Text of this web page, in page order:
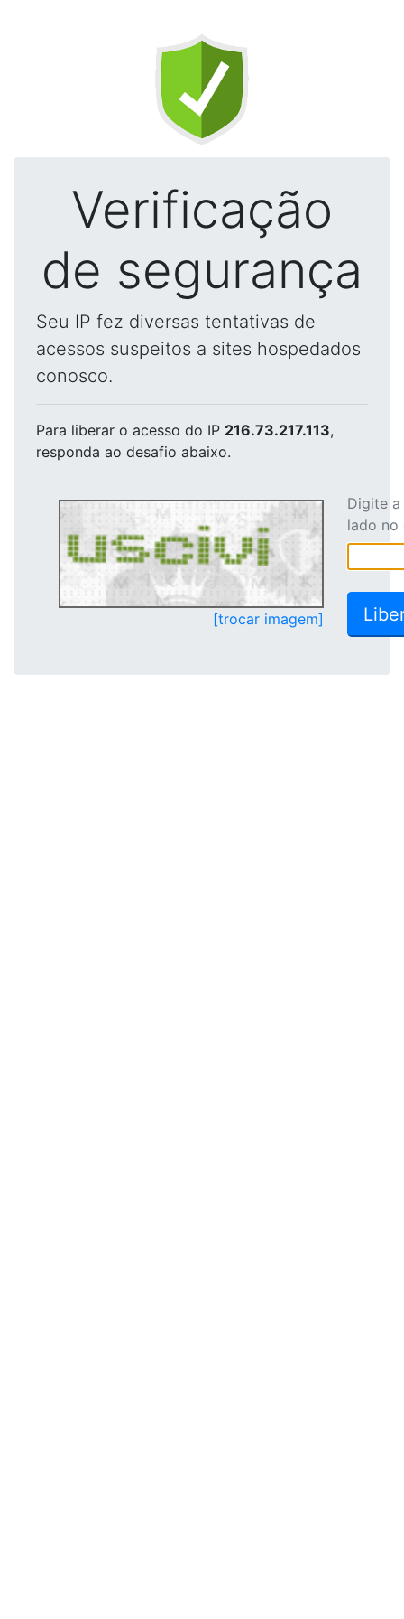
Verificação
de segurança
Seu IP fez diversas tentativas de
acessos suspeitos a sites hospedados
conosco.
Para liberar o acesso do IP 216.73.217.113,
responda ao desafio abaixo.
[trocar imagem]
Digite
lado no